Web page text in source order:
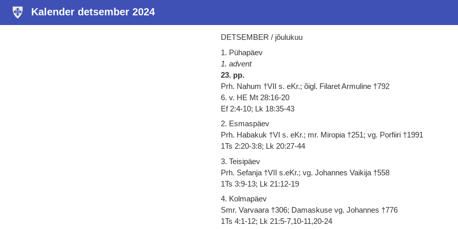
Kalender detsember 2024
DETSEMBER / jõulukuu
1. Pühapäev
1. advent
23. pp.
Prh. Nahum †VII s. eKr.; õigl. Filaret Armuline †792
6. v. HE Mt 28:16-20
Ef 2:4-10; Lk 18:35-43
2. Esmaspäev
Prh. Habakuk †VI s. eKr.; mr. Miropia †251; vg. Porfiiri †1991
1Ts 2:20-3:8; Lk 20:27-44
3. Teisipäev
Prh. Sefanja †VII s.eKr.; vg. Johannes Vaikija †558
1Ts 3:9-13; Lk 21:12-19
4. Kolmapäev
Smr. Varvaara †306; Damaskuse vg. Johannes †776
1Ts 4:1-12; Lk 21:5-7,10-11,20-24